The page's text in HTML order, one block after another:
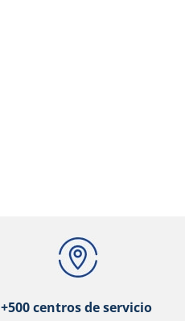
+500 centros de servicio